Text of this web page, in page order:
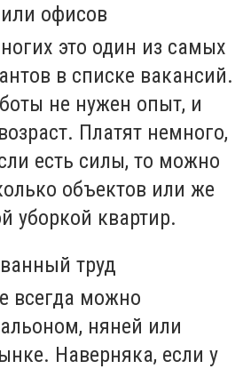
офисов
это один из самых
в списке вакансий.
не нужен опыт, и
Платят немного,
есть силы, то можно
объектов или же
уборкой квартир.
труд
всегда можно
няней или
Наверняка, если у